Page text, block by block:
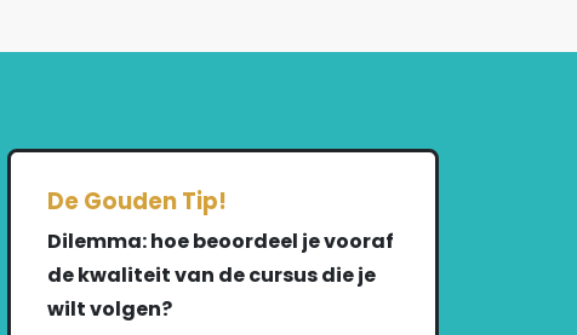
De Gouden Tip!
Dilemma: hoe beoordeel je vooraf
de kwaliteit van de cursus die je
wilt volgen?